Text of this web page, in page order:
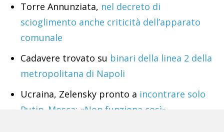
Torre Annunziata, nel decreto di
scioglimento anche criticità dell’apparato
comunale
Cadavere trovato su binari della linea 2 della
metropolitana di Napoli
Ucraina, Zelensky pronto a incontrare solo
Putin. Mosca: «Non funziona così»